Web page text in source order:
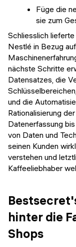
Füge die
sie zum
Schliesslich
Nestlé in Bezug
nächste Schritte
Datensatzes, die
und die
Rationalisierung
Datenerfassung
von Daten und
seinen Kunden
verstehen und
Kaffeeliebhaber
hinter die
Shops